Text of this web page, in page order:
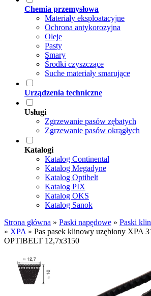
Chemia przemysłowa
Materiały eksploatacyjne
Ochrona antykorozyjna
Oleje
Pasty
Smary
Środki czyszczące
Suche materiały smarujące
Urządzenia techniczne
Usługi
Zgrzewanie pasów zębatych
Zgrzewanie pasów okrągłych
Katalogi
Katalog Continental
Katalog Megadyne
Katalog Optibelt
Katalog PIX
Katalog OKS
Katalog Sanok
Strona główna » Paski napędowe » Paski
» XPA » Pas pasek klinowy uzębiony XPA
OPTIBELT 12,7x3150